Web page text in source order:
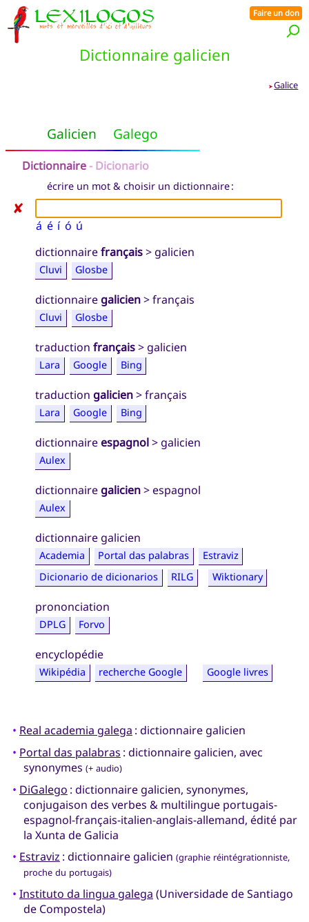
Dictionnaire galicien
Faire un don
➤Galice
Galicien Galego
Dictionnaire- Dicionario
écrire un mot & choisir un dictionnaire :
✘
á é í ó ú
dictionnairefrançais> galicien
Cluvi Glosbe
dictionnairegalicien> français
Cluvi Glosbe
traductionfrançais> galicien
Lara Google Bing
traductiongalicien> français
Lara Google Bing
dictionnaireespagnol> galicien
Aulex
dictionnairegalicien> espagnol
Aulex
dictionnaire galicien
Academia Portal das palabras
Estraviz
Dicionario de dicionarios
RILG Wiktionary
prononciation
DPLG Forvo
encyclopédie
Wikipédia recherche Google Google livres
• Real academia galega : dictionnaire galicien
• Portal das palabras : dictionnaire galicien, avec
synonymes (+ audio)
• DiGalego : dictionnaire galicien, synonymes,
conjugaison des verbes & multilingue portugais-
espagnol-français-italien-anglais-allemand, édité par
la Xunta de Galicia
• Estraviz : dictionnaire galicien (graphie réintégrationniste,
proche du portugais)
• Instituto da lingua galega (Universidade de Santiago
de Compostela)